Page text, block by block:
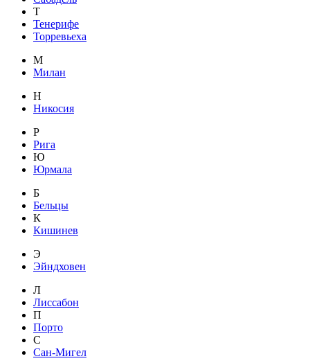
Т
Тенерифе
Торревьеха
М
Милан
Н
Никосия
Р
Рига
Ю
Юрмала
Б
Бельцы
К
Кишинев
Э
Эйндховен
Л
Лиссабон
П
Порто
С
Сан-Мигел